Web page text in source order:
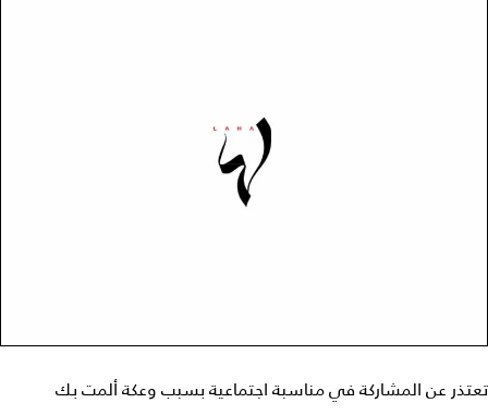
تعتذر عن المشاركة في مناسبة اجتماعية بسبب وعكة ألمت بك